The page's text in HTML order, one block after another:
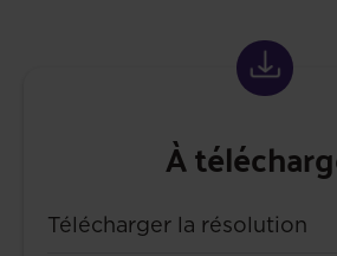
À
Télécharger la résolution